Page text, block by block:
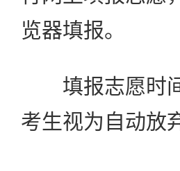
览器填报。
填报志愿时间
考生视为自动放